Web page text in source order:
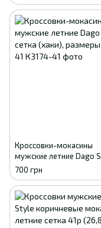
Кроссовки-мокасины
мужские летние Dago
сетка (хаки), размеры
41
700 грн